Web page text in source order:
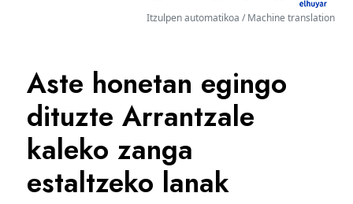
Itzulpen automatikoa / Machine translation
Aste honetan egingo
dituzte Arrantzale
kaleko zanga
estaltzeko lanak